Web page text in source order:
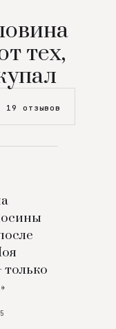
тех,
19 отзывов